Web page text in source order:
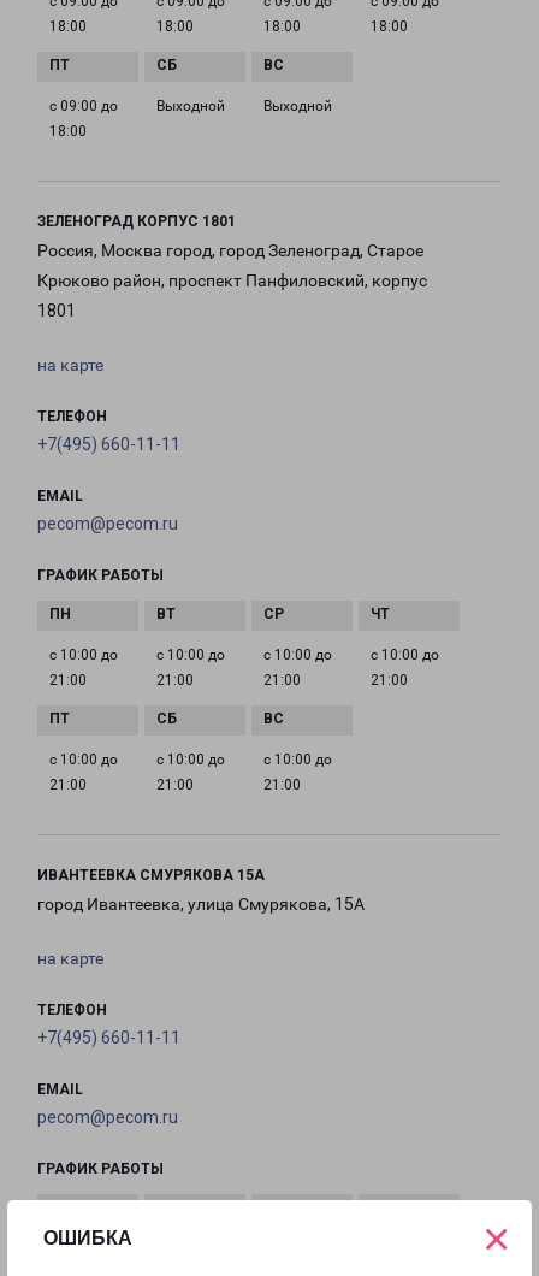
ОШИБКА ×
18:00
18:00
18:00
18:00
с 09:00 до
18:00
Выходной Выходной
ЗЕЛЕНОГРАД КОРПУС 1801
Россия, Москва город, город Зеленоград, Старое
Крюково район, проспект Панфиловский, корпус
1801
на карте
ТЕЛЕФОН
+7(495) 660-11-11
EMAIL
pecom@pecom.ru
ГРАФИК РАБОТЫ
с 10:00 до
21:00
с 10:00 до
21:00
с 10:00 до
21:00
с 10:00 до
21:00
с 10:00 до
21:00
с 10:00 до
21:00
с 10:00 до
21:00
ИВАНТЕЕВКА СМУРЯКОВА 15А
город Ивантеевка, улица Смурякова, 15А
на карте
ТЕЛЕФОН
+7(495) 660-11-11
EMAIL
pecom@pecom.ru
ГРАФИК РАБОТЫ
с 10:00 до